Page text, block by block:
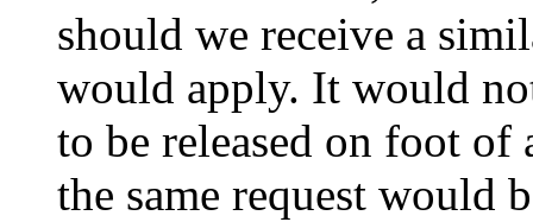
should we receive a
would apply. It would
to be released on foot
the same request would